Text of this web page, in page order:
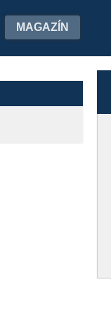
MAGAZÍN